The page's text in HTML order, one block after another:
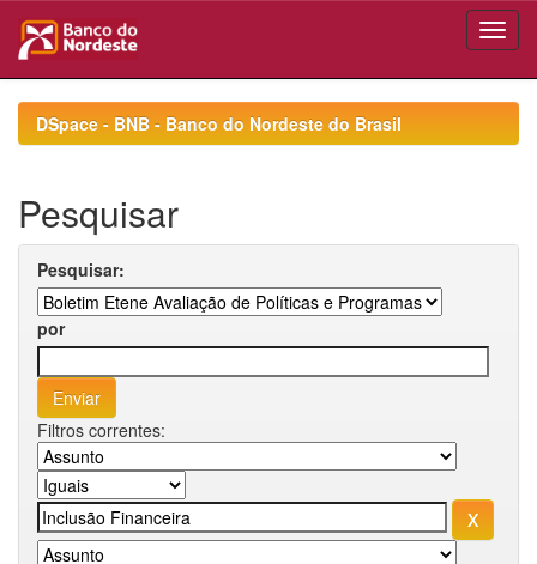
navigationDSpace - BNB - Banco do Nordeste do Brasil
Pesquisar
Pesquisar:
por
Filtros correntes: